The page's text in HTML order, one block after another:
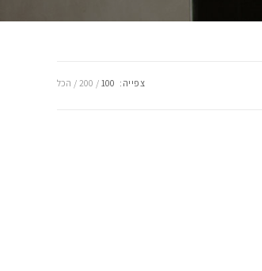
צפייה: 100
200 הכל